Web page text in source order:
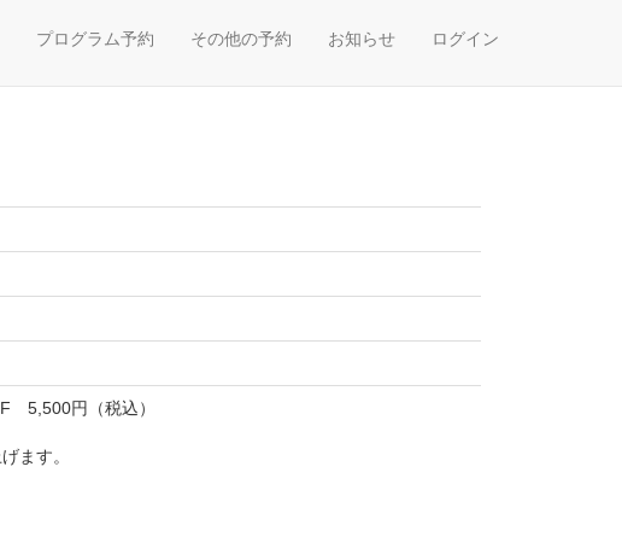
プログラム予約 その他の予約 お知らせ ログイン
5,500円（税込）
ます。